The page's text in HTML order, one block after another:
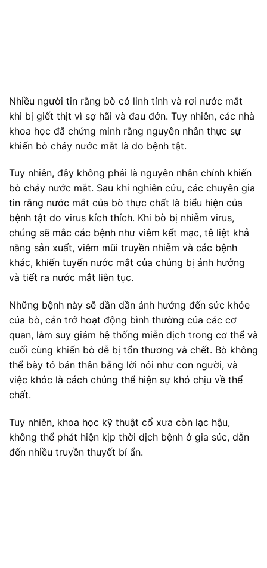
Nhiều người tin rằng bò có linh tính và rơi nước mắt
khi bị giết thịt vì sợ hãi và đau đớn. Tuy nhiên, các nhà
khoa học đã chứng minh rằng nguyên nhân thực sự
khiến bò chảy nước mắt là do bệnh tật.
Tuy nhiên, đây không phải là nguyên nhân chính khiến
bò chảy nước mắt. Sau khi nghiên cứu, các chuyên gia
tin rằng nước mắt của bò thực chất là biểu hiện của
bệnh tật do virus kích thích. Khi bò bị nhiễm virus,
chúng sẽ mắc các bệnh như viêm kết mạc, tê liệt khả
năng sản xuất, viêm mũi truyền nhiễm và các bệnh
khác, khiến tuyến nước mắt của chúng bị ảnh hưởng
và tiết ra nước mắt liên tục.
Những bệnh này sẽ dần dần ảnh hưởng đến sức khỏe
của bò, cản trở hoạt động bình thường của các cơ
quan, làm suy giảm hệ thống miễn dịch trong cơ thể và
cuối cùng khiến bò dễ bị tổn thương và chết. Bò không
thể bày tỏ bản thân bằng lời nói như con người, và
việc khóc là cách chúng thể hiện sự khó chịu về thể
chất.
Tuy nhiên, khoa học kỹ thuật cổ xưa còn lạc hậu,
không thể phát hiện kịp thời dịch bệnh ở gia súc, dẫn
đến nhiều truyền thuyết bí ẩn.